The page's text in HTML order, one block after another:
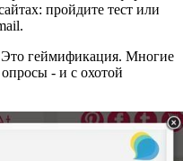
пройдите тест или
геймификация. Многие
- и с охотой